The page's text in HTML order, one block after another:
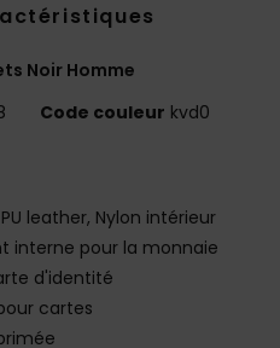
Noir Homme
Code couleur kvd0
leather, Nylon intérieur
interne pour la monnaie
d'identité
cartes